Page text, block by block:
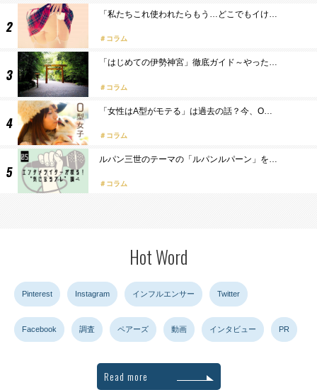
「私たちこれ使われたらもう…どこでもイけ…
コラム
「はじめての伊勢神宮」徹底ガイド～やった…
コラム
「女性はA型がモテる」は過去の話？今、O…
コラム
ルパン三世のテーマの「ルパンルパーン」を…
コラム
Hot Word
Pinterest Instagram インフルエンサー Twitter
Facebook 調査 ペアーズ 動画 インタビュー PR
Read more